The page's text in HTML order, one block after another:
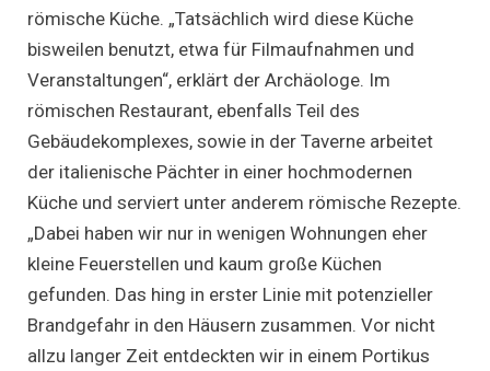
römische Küche. „Tatsächlich wird diese Küche
bisweilen benutzt, etwa für Filmaufnahmen und
Veranstaltungen“, erklärt der Archäologe. Im
römischen Restaurant, ebenfalls Teil des
Gebäudekomplexes, sowie in der Taverne arbeitet
der italienische Pächter in einer hochmodernen
Küche und serviert unter anderem römische Rezepte.
„Dabei haben wir nur in wenigen Wohnungen eher
kleine Feuerstellen und kaum große Küchen
gefunden. Das hing in erster Linie mit potenzieller
Brandgefahr in den Häusern zusammen. Vor nicht
allzu langer Zeit entdeckten wir in einem Portikus